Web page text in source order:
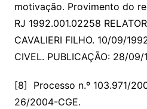
motivação. Provimento do
RJ 1992.001.02258
CAVALIERI FILHO. 10/09/
CIVEL. PUBLICAÇÃO: 28/09/
[8] Processo n.º 103.971/
26/2004-CGE.